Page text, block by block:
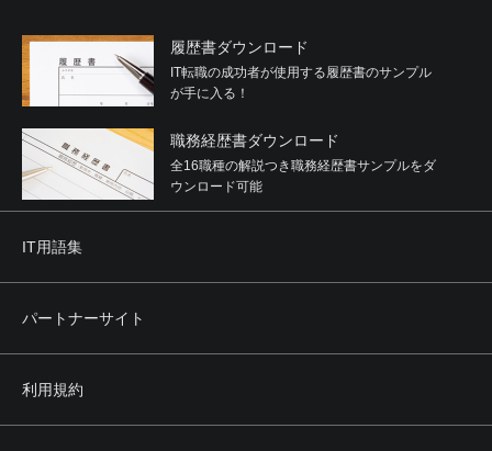
履歴書ダウンロード
IT転職の成功者が使用する履歴書のサンプル
が手に入る！
職務経歴書ダウンロード
全16職種の解説つき職務経歴書サンプルをダ
ウンロード可能
IT用語集
パートナーサイト
利用規約